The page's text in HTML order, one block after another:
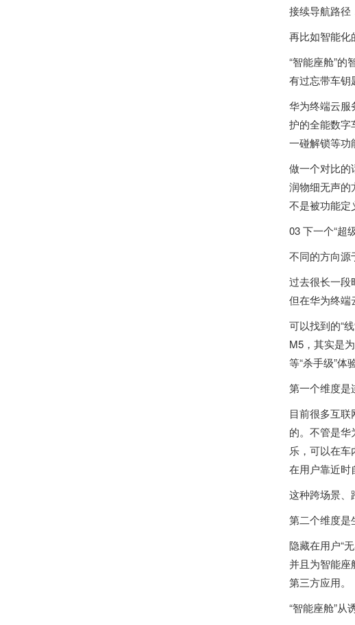
接续导航路径
再比如智能化
“智能座舱”
有过忘带车钥
华为终端云服
护的全能数字
一碰解锁等功
做一个对比的
润物细无声的
不是被功能定
03 下一个“超
不同的方向源
过去很长一段
但在华为终端
可以找到的“
M5，其实是
等“杀手级”体
第一个维度是
目前很多互
的。不管是华
乐，可以在
在用户靠近
这种跨场景、
第二个维度是
隐藏在用户“
并且为智能座
第三方应用。
“智能座舱”从